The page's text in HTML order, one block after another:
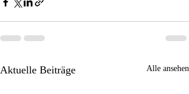
Aktuelle Beiträge Alle ansehen